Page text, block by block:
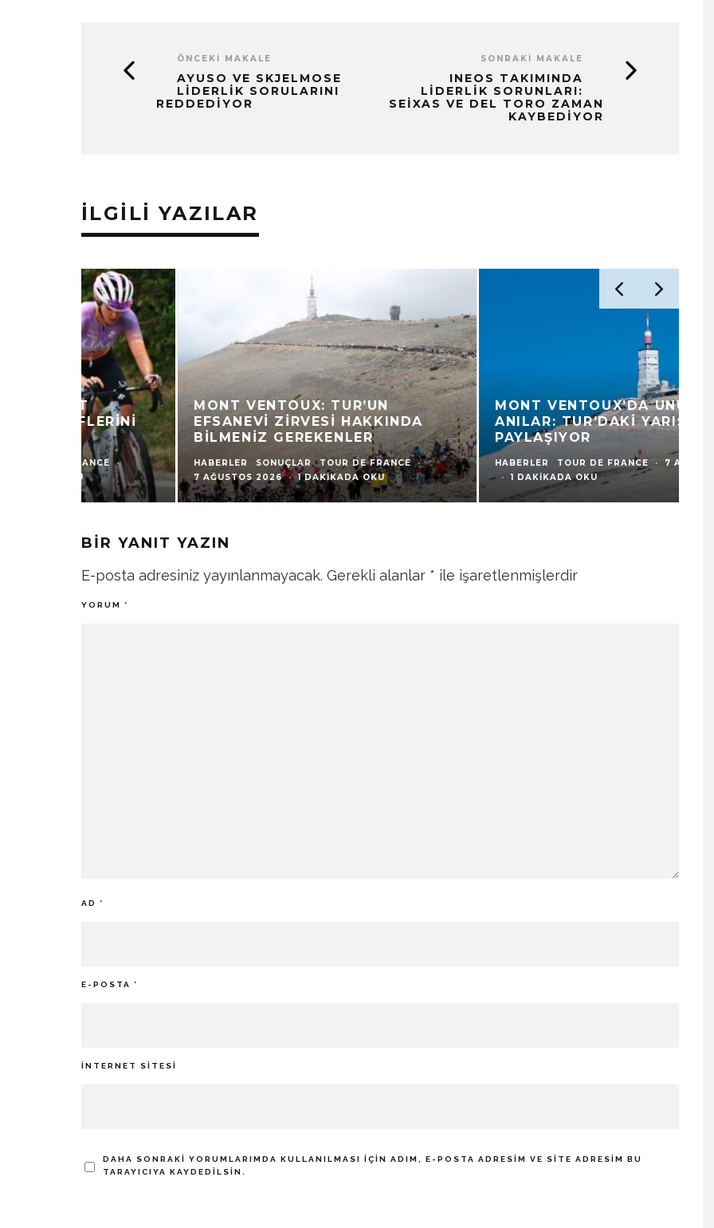
ÖNCEKI MAKALE
AYUSO VE SKJELMOSE
LIDERLIK SORULARINI
REDDEDIYOR
SONRAKI MAKALE
INEOS TAKIMINDA
LIDERLIK SORUNLARI:
SEIXAS VE DEL TORO ZAMAN
KAYBEDIYOR
İLGILI YAZILAR
MONT VENTOUX: TUR’UN
EFSANEVI ZIRVESI HAKKINDA
BILMENIZ GEREKENLER
HABERLER SONUÇLAR TOUR DE FRANCE
·
7 AĞUSTOS 2026
1 DAKIKADA OKU
MONT VENTOUX’DA UNUTULMAZ
ANILAR: TUR’DAKI YARIŞÇILAR
PAYLAŞIYOR
HABERLER TOUR DE FRANCE ·
7 AĞUSTOS 2026
·
1 DAKIKADA OKU
BIR YANIT YAZIN
E-posta adresiniz yayınlanmayacak. Gerekli alanlar * ile işaretlenmişlerdir
YORUM *
AD *
E-POSTA *
İNTERNET SITESI
DAHA SONRAKI YORUMLARIMDA KULLANILMASI IÇIN ADIM, E-POSTA ADRESIM VE SITE ADRESIM BU
TARAYICIYA KAYDEDILSIN.